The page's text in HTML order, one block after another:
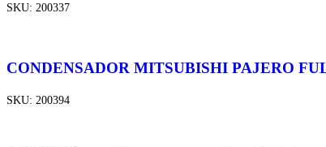
SKU: 200337
CONDENSADOR MITSUBISHI PAJERO
SKU: 200394